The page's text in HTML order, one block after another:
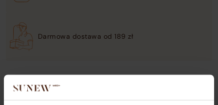
Darmowa dostawa od 189 zł